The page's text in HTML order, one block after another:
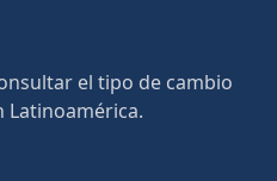
el tipo de cambio
Latinoamérica.